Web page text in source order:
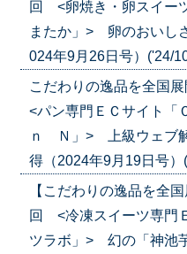
回 <卵焼き・卵スイー
またか」> 卵のおいし
024年9月26日号）('24/
こだわりの逸品を全国
<パン専門ＥＣサイト
ｎ Ｎ」> 上級ウェブ
得（2024年9月19日号）
【こだわりの逸品を全
回 <冷凍スイーツ専門
ツラボ」> 幻の「神池